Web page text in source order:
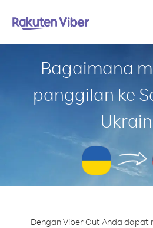
Bagaimana
panggilan ke
Dengan Viber Out Anda dapat